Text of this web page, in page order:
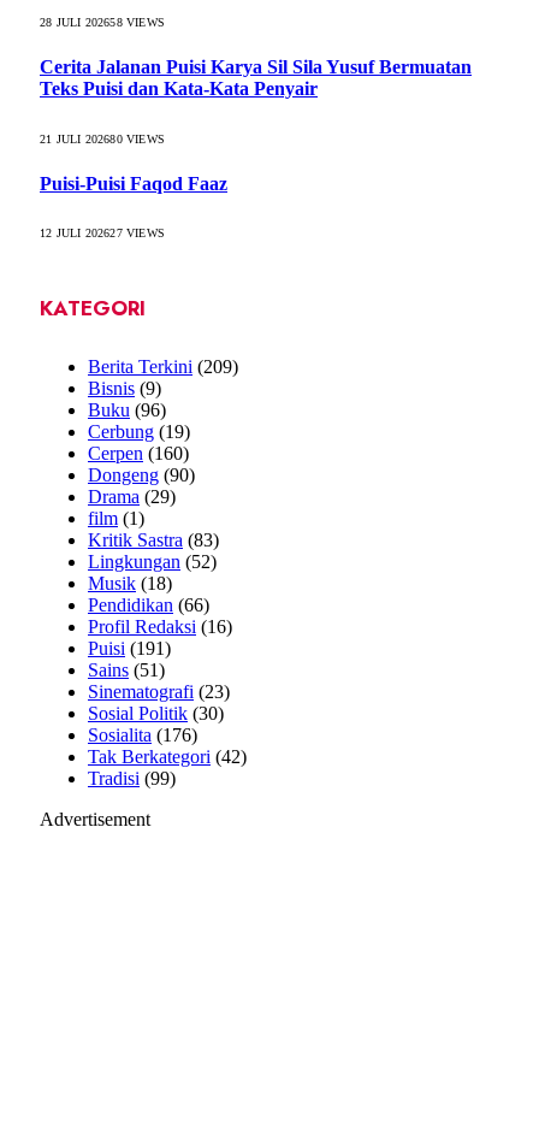
28 JULI 202658VIEWS
Cerita Jalanan Puisi Karya Sil Sila Yusuf Bermuatan
Teks Puisi dan Kata-Kata Penyair
21 JULI 202680VIEWS
Puisi-Puisi Faqod Faaz
12 JULI 202627VIEWS
KATEGORI
Berita Terkini (209)
Bisnis (9)
Buku (96)
Cerbung (19)
Cerpen (160)
Dongeng (90)
Drama (29)
film (1)
Kritik Sastra (83)
Lingkungan (52)
Musik (18)
Pendidikan (66)
Profil Redaksi (16)
Puisi (191)
Sains (51)
Sinematografi (23)
Sosial Politik (30)
Sosialita (176)
Tak Berkategori (42)
Tradisi (99)
Advertisement